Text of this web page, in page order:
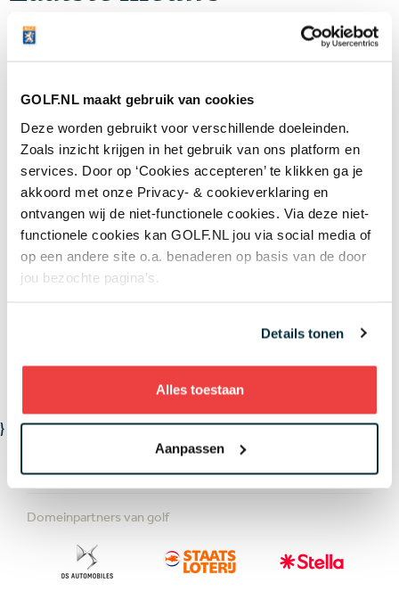
GOLF.NL maakt gebruik van cookies
Deze worden gebruikt voor verschillende doeleinden.
Zoals inzicht krijgen in het gebruik van ons platform en
services. Door op ‘Cookies accepteren’ te klikken ga je
akkoord met onze Privacy- & cookieverklaring en
ontvangen wij de niet-functionele cookies. Via deze niet-
functionele cookies kan GOLF.NL jou via social media of
op een andere site o.a. benaderen op basis van de door
jou bezochte pagina’s.
Details tonen
Alles toestaan
Aanpassen
worden groot aandeelhouder na akkoord met
'Mag ik nog steeds drie minuten zoeken als we
het op de tee al eens zijn dat mijn bal in de
hindernis ligt?'05 AUG
Wie is de captain van Team Europa?
Negenvoudig speelster en drievoudig
majorwinnares Anna Nordqvist ademt de Solheim Cup
05 AUG
Meer nieuws
}
Domeinpartners van golf